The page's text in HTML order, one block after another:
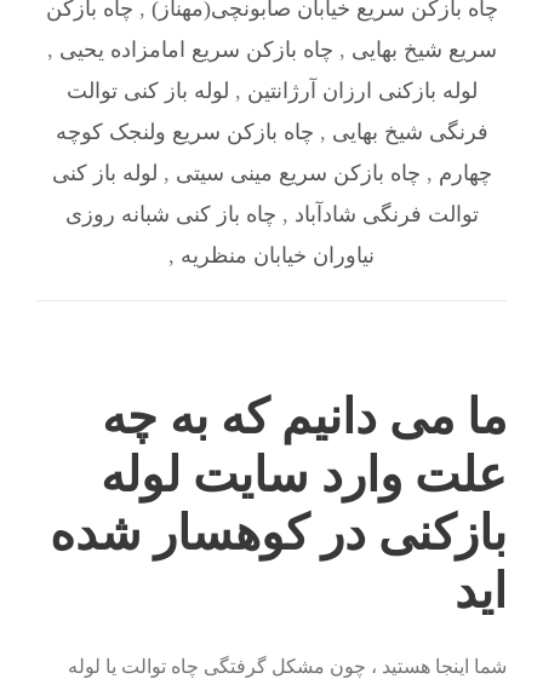
چاه بازکن سریع خیابان صابونچی(مهناز) , چاه بازکن
سریع شیخ بهایی , چاه بازکن سریع امامزاده یحیی ,
لوله بازکنی ارزان آرژانتین , لوله باز کنی توالت
فرنگی شیخ بهایی , چاه بازکن سریع ولنجک کوچه
چهارم , چاه بازکن سریع مینی سیتی , لوله باز کنی
توالت فرنگی شادآباد , چاه باز کنی شبانه روزی
نیاوران خیابان منظریه ,
ما می دانیم که به چه
علت وارد سایت لوله
بازکنی در کوهسار شده
اید
شما اینجا هستید ، چون مشکل گرفتگی چاه توالت یا لوله